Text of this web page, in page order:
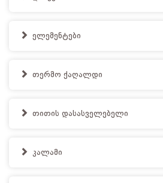
ელემენტები
თერმო ქაღალდი
თითის დასასველებელი
კალამი